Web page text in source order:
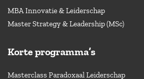
MBA Innovatie & Leiderschap
Master Strategy & Leadership (MSc)
Korte programma’s
Masterclass Paradoxaal Leiderschap